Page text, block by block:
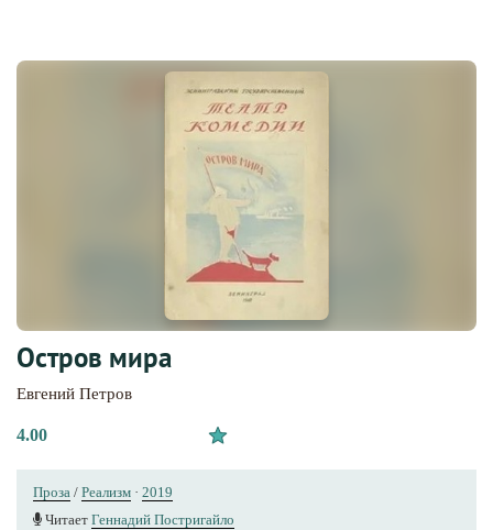
Остров мира
Евгений Петров
4.00
Проза / Реализм · 2019
Читает Геннадий Постригайло